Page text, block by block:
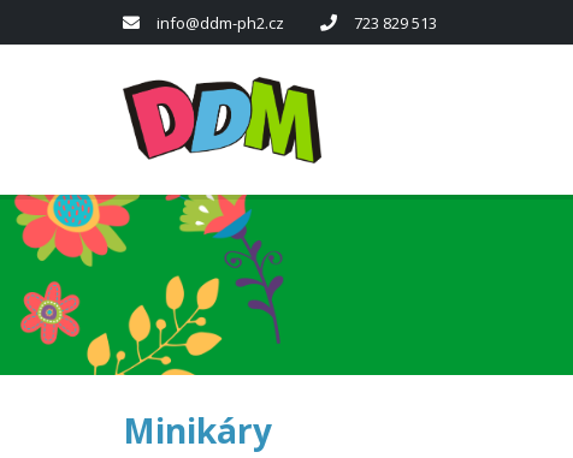
info@ddm-ph2.cz 723 829 513
Minikáry